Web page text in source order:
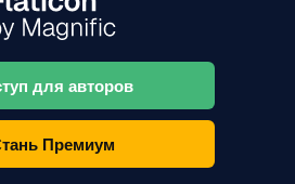
для авторов
Премиум